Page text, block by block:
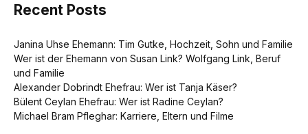
Recent Posts
Janina Uhse Ehemann: Tim Gutke, Hochzeit, Sohn und Familie
Wer ist der Ehemann von Susan Link? Wolfgang Link, Beruf
und Familie
Alexander Dobrindt Ehefrau: Wer ist Tanja Käser?
Bülent Ceylan Ehefrau: Wer ist Radine Ceylan?
Michael Bram Pfleghar: Karriere, Eltern und Filme